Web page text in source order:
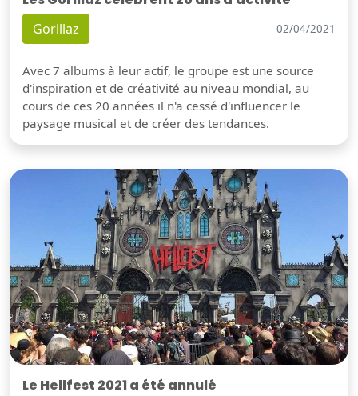
Gorillaz 02/04/2021
Avec 7 albums à leur actif, le groupe est une source
d'inspiration et de créativité au niveau mondial, au
cours de ces 20 années il n'a cessé d'influencer le
paysage musical et de créer des tendances.
Le Hellfest 2021 a été annulé